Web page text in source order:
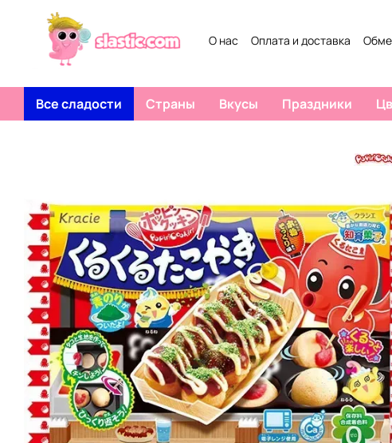
Перейти к основному контенту
О нас
Оплата и доставка
Все сладости Страны Вкусы Праздники